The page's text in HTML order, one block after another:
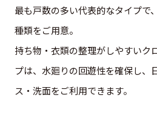
最も戸数の多い代表的なタイプで
種類をご用意。
持ち物・衣類の整理がしやすいク
プは、水廻りの回遊性を確保し、
ス・洗面をご利用できます。